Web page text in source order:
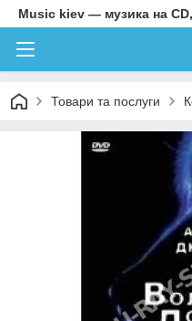
Music kiev — музика на
Товари та послуги